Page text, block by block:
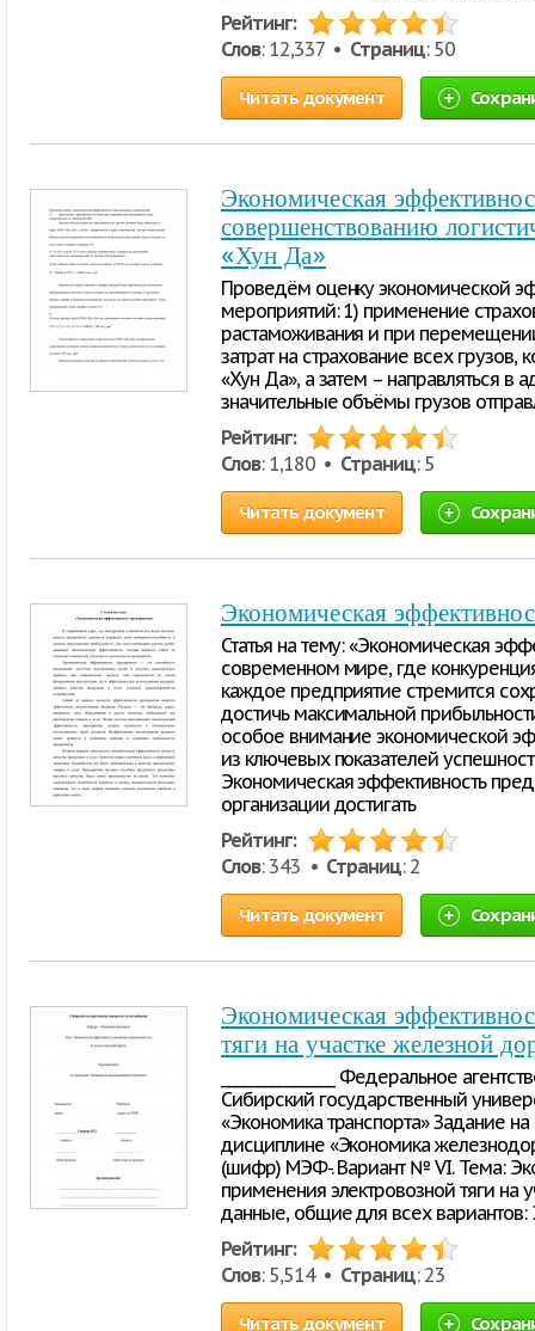
Рейтинг:
Слов: 12,337 • Страниц: 50
Читать документ
Экономическая
совершенствованию
«Хун Да»
Проведём оценку экономической
мероприятий: 1) применение
растаможивания и при
затрат на страхование всех
«Хун Да», а затем – направляться в
значительные объёмы грузов
Рейтинг:
Слов: 1,180 • Страниц: 5
Читать документ
Экономическая
Статья на тему: «Экономическая
современном мире, где
каждое предприятие стремится
достичь максимальной
особое внимание экономической
из ключевых показателей
Экономическая эффективность
организации достигать
Рейтинг:
Слов: 343 • Страниц: 2
Читать документ
Экономическая
тяги на участке железной
________________ Федеральное
Сибирский государственный
«Экономика транспорта» Задание
дисциплине «Экономика
(шифр) МЭФ-. Вариант № VI. Тема:
применения электровозной тяги
данные, общие для всех вариантов:
Рейтинг:
Слов: 5,514 • Страниц: 23
Читать документ